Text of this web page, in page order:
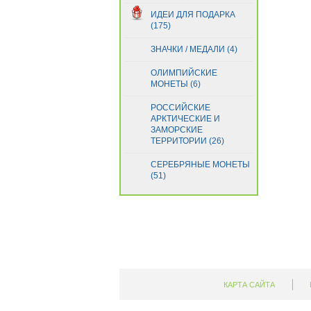
Гвинея
Гвинея-Бисау
Гернси(1)
Гибралтар (5)
Гондурас(29)
Греция(18)
Грузия(5)
Дания (1)
Джерси(1)
Джибути(5)
ИДЕИ ДЛЯ ПОДАРКА
(175)
ЗНАЧКИ / МЕДАЛИ (4)
ОЛИМПИЙСКИЕ
МОНЕТЫ (6)
РОССИЙСКИЕ
АРКТИЧЕСКИЕ И
ЗАМОРСКИЕ
ТЕРРИТОРИИ (26)
СЕРЕБРЯНЫЕ МОНЕТЫ
(51)
КАРТА САЙТА